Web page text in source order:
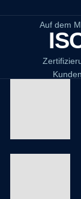
Auf dem
Kunden